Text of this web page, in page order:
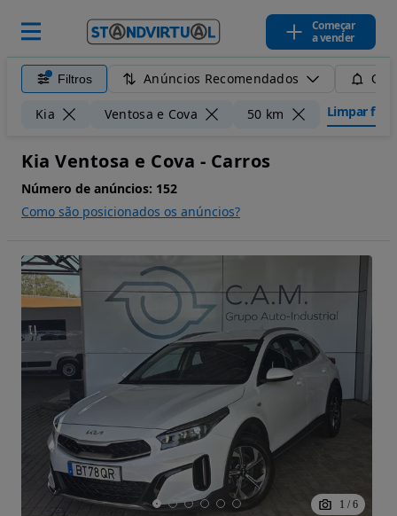
Começar
a vender
Filtros Anúncios Recomendados
Kia Ventosa e Cova 50 km Limpar
Kia Ventosa e Cova - Carros
Número de anúncios: 152
Como são posicionados os anúncios?
1 / 6